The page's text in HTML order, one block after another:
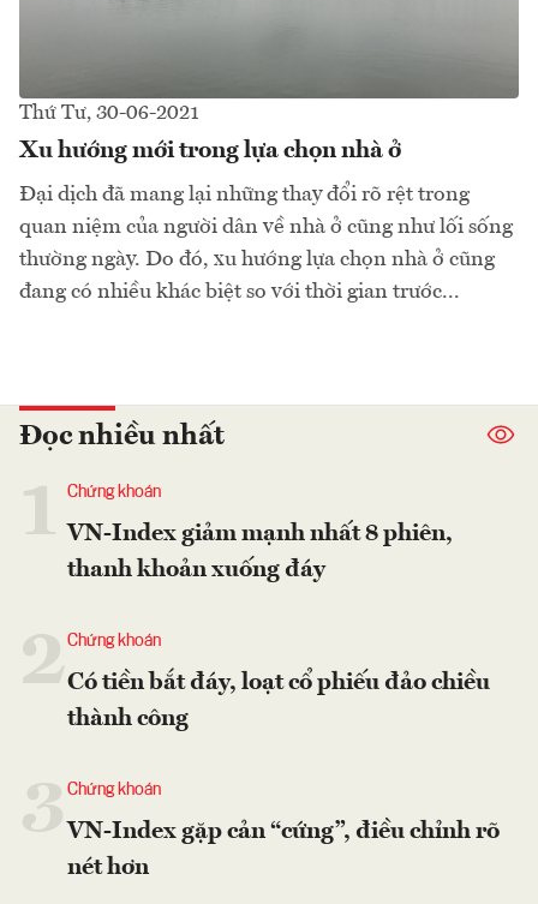
Thứ Tư, 30-06-2021
Xu hướng mới trong lựa chọn nhà ở
Đại dịch đã mang lại những thay đổi rõ rệt trong
quan niệm của người dân về nhà ở cũng như lối sống
thường ngày. Do đó, xu hướng lựa chọn nhà ở cũng
đang có nhiều khác biệt so với thời gian trước...
Đọc nhiều nhất
Chứng khoán
VN-Index giảm mạnh nhất 8 phiên,
thanh khoản xuống đáy
2Chứng khoán
Có tiền bắt đáy, loạt cổ phiếu đảo chiều
thành công
Chứng khoán
VN-Index gặp cản “cứng”, điều chỉnh rõ
nét hơn